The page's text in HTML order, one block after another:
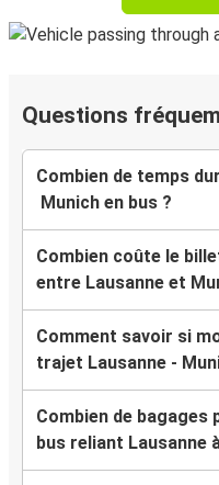
Questions
Combien de temps
Munich en bus ?
Combien coûte le
entre Lausanne et
Comment savoir si
trajet Lausanne -
Combien de bagages
bus reliant Lausanne